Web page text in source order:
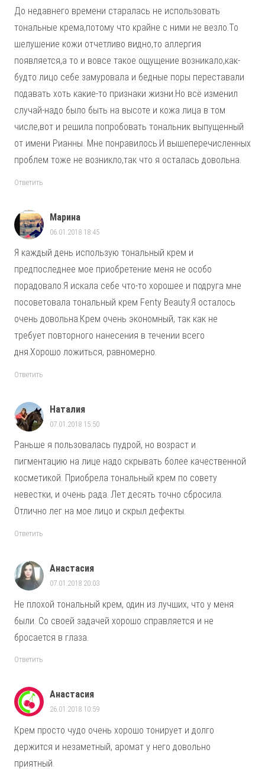
До недавнего времени старалась не использовать
тональные крема,потому что крайне с ними не везло.То
шелушение кожи отчетливо видно,то аллергия
появляется,а то и вовсе такое ощущение возникало,как-
будто лицо себе замуровала и бедные поры переставали
подавать хоть какие-то признаки жизни.Но всё изменил
случай-надо было быть на высоте и кожа лица в том
числе,вот и решила попробовать тональник выпущенный
от имени Рианны. Мне понравилось.И вышеперечисленных
проблем тоже не возникло,так что я осталась довольна.
Ответить
Марина
06.01.2018 18:45
Я каждый день использую тональный крем и
предпоследнее мое приобретение меня не особо
порадовало.Я искала себе что-то хорошее и подруга мне
посоветовала тональный крем Fenty Beauty.Я осталось
очень довольна.Крем очень экономный, так как не
требует повторного нанесения в течении всего
дня.Хорошо ложиться, равномерно.
Ответить
Наталия
07.01.2018 15:50
Раньше я пользовалась пудрой, но возраст и
пигментацию на лице надо скрывать более качественной
косметикой. Приобрела тональный крем по совету
невестки, и очень рада. Лет десять точно сбросила.
Отлично лег на мое лицо и скрыл дефекты.
Ответить
Анастасия
07.01.2018 20:03
Не плохой тональный крем, один из лучших, что у меня
были. Со своей задачей хорошо справляется и не
бросается в глаза.
Ответить
Анастасия
26.01.2018 10:59
Крем просто чудо очень хорошо тонирует и долго
держится и незаметный, аромат у него довольно
приятный.